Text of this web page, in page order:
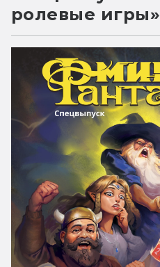
ролевые игры»